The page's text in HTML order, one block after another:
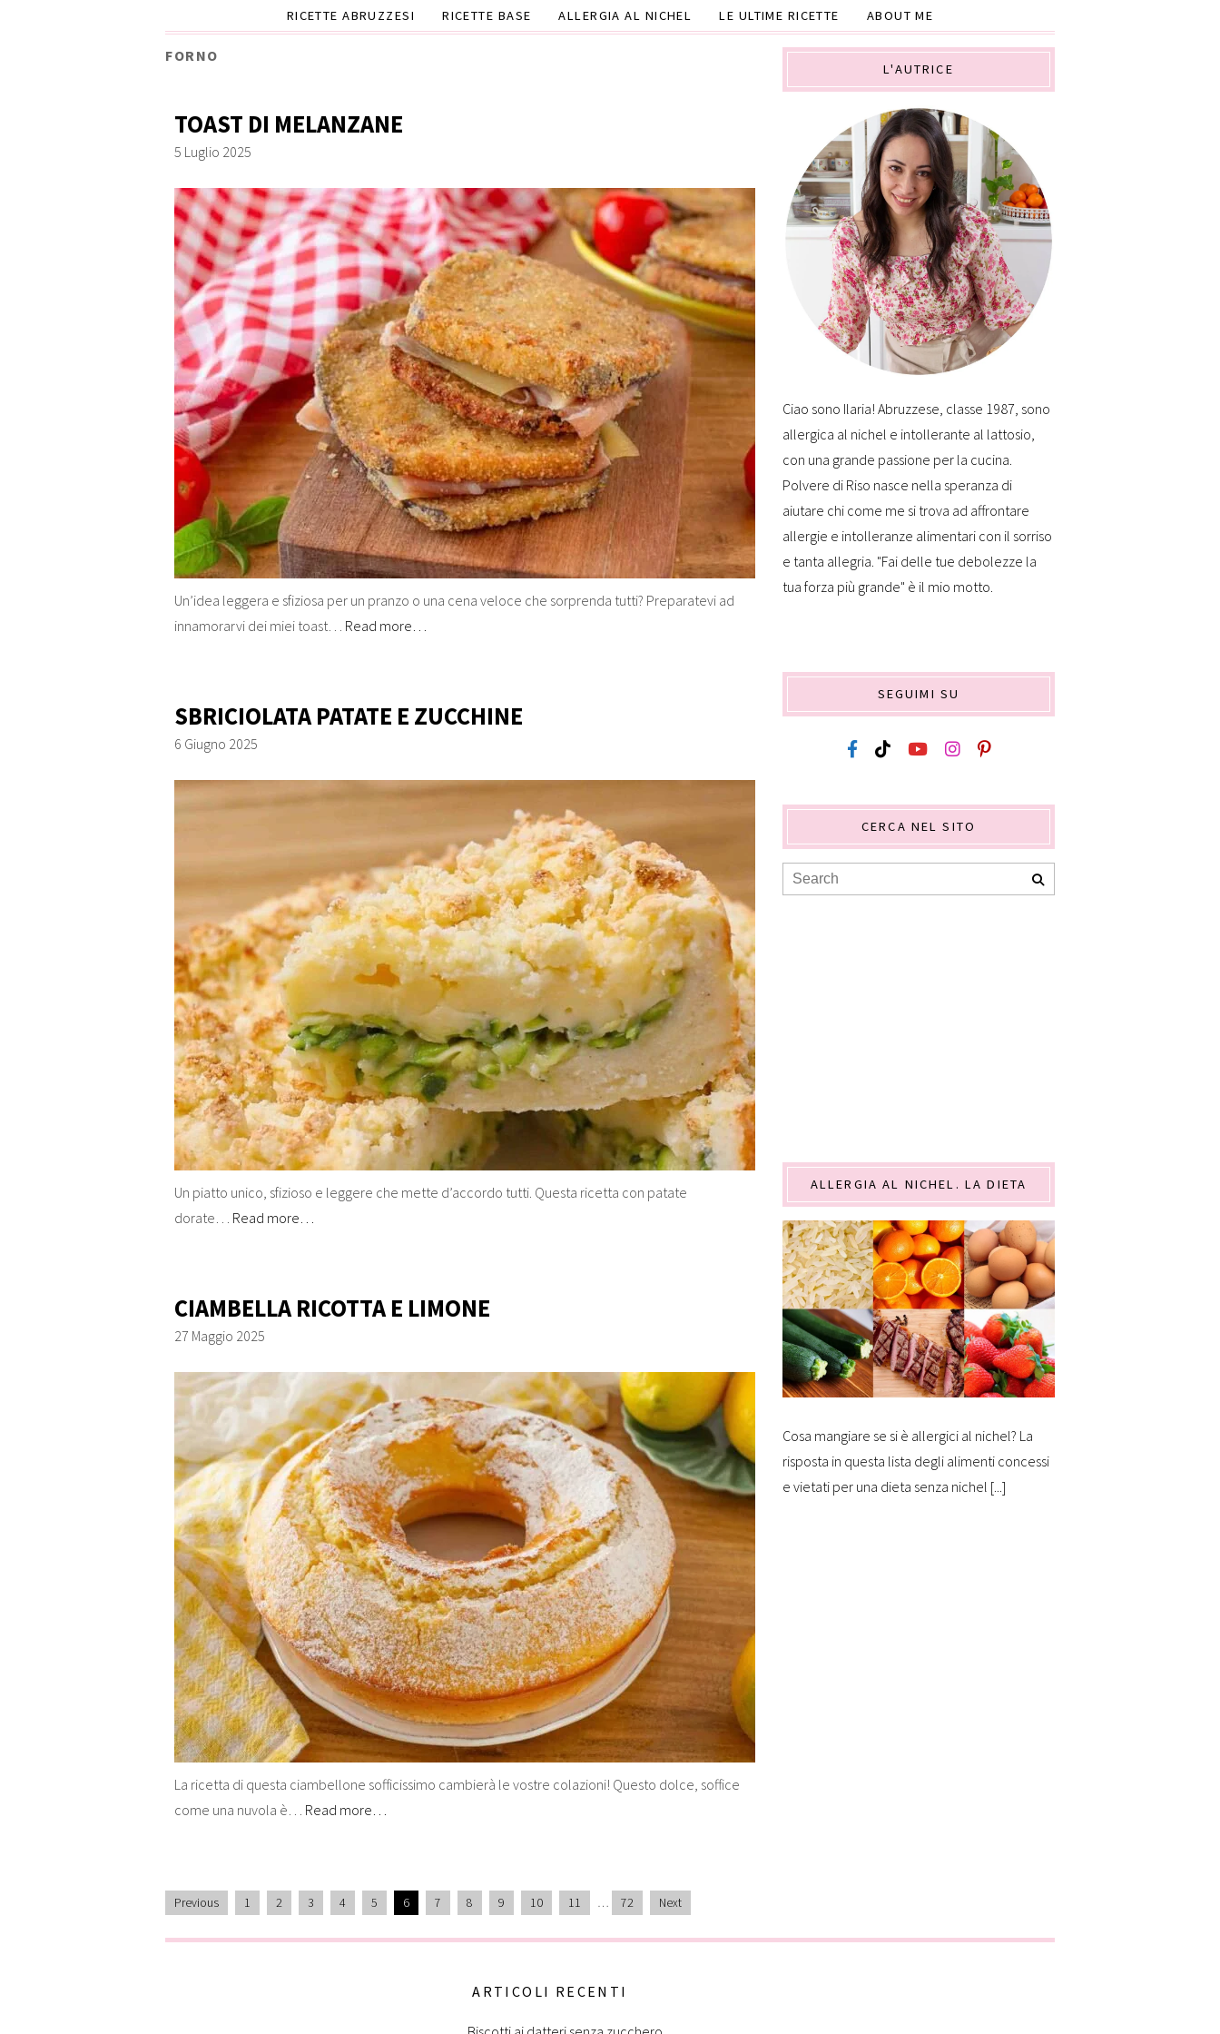
RICETTE ABRUZZESI
RICETTE BASE ALLERGIA AL NICHEL LE ULTIME RICETTE ABOUT ME
FORNO
TOAST DI MELANZANE
5 Luglio 2025
Un’idea leggera e sfiziosa per un pranzo o una cena veloce che sorprenda tutti? Preparatevi ad
innamorarvi dei miei toast… Read more…
SBRICIOLATA PATATE E ZUCCHINE
6 Giugno 2025
Un piatto unico, sfizioso e leggere che mette d’accordo tutti. Questa ricetta con patate
dorate… Read more…
CIAMBELLA RICOTTA E LIMONE
27 Maggio 2025
La ricetta di questa ciambellone sofficissimo cambierà le vostre colazioni! Questo dolce, soffice
come una nuvola è… Read more…
Previous 1 2 3 4 5 6 7 8 9 10 11 … 72 Next
L'AUTRICE
Ciao sono Ilaria! Abruzzese, classe 1987, sono
allergica al nichel e intollerante al lattosio,
con una grande passione per la cucina.
Polvere di Riso nasce nella speranza di
aiutare chi come me si trova ad affrontare
allergie e intolleranze alimentari con il sorriso
e tanta allegria. "Fai delle tue debolezze la
tua forza più grande" è il mio motto.
SEGUIMI SU
CERCA NEL SITO
ALLERGIA AL NICHEL. LA DIETA
Cosa mangiare se si è allergici al nichel? La
risposta in questa lista degli alimenti concessi
e vietati per una dieta senza nichel [...]
ARTICOLI RECENTI